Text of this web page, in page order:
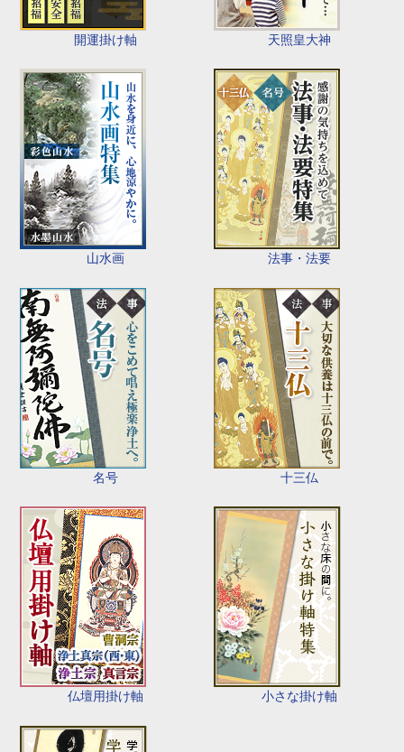
開運掛け軸 天照皇大神
山水画 法事・法要
名号 十三仏
仏壇用掛け軸 小さな掛け軸